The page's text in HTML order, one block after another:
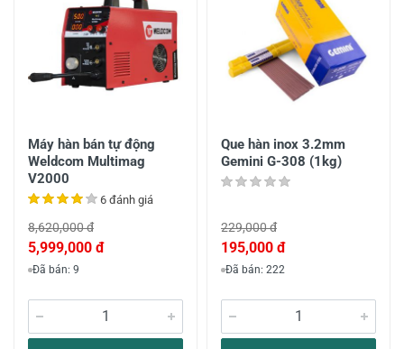
Máy hàn bán tự động
Weldcom Multimag
V2000
6 đánh giá
8,620,000 đ
5,999,000 đ
Đã bán: 9
Que hàn inox 3.2mm
Gemini G-308 (1kg)
229,000 đ
195,000 đ
Đã bán: 222